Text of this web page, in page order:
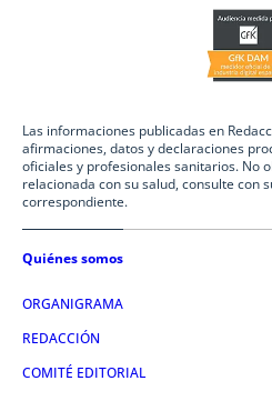
Las informaciones publicadas en
afirmaciones, datos y declaraciones
oficiales y profesionales sanitarios. No
relacionada con su salud, consulte con
correspondiente.
Quiénes somos
ORGANIGRAMA
REDACCIÓN
COMITÉ EDITORIAL